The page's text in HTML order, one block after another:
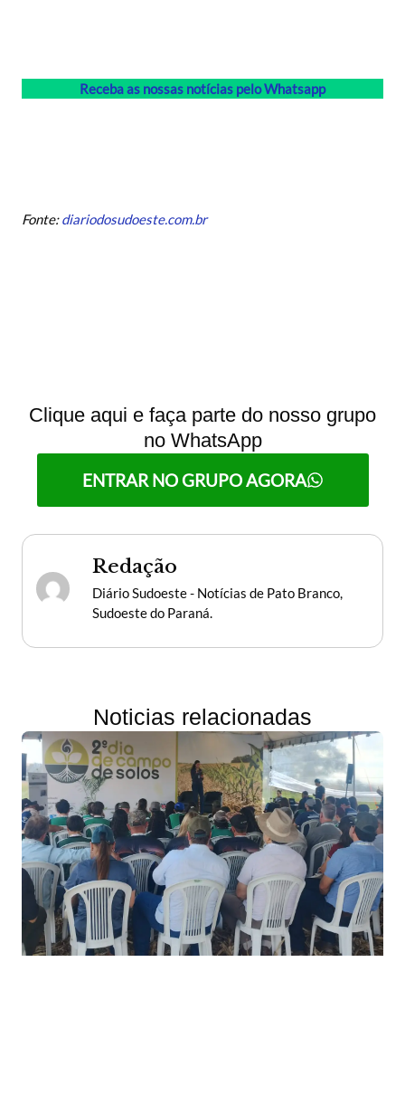
Receba as nossas notícias pelo Whatsapp
Fonte:diariodosudoeste.com.br
Clique aqui e faça parte do nosso grupo
no WhatsApp
ENTRAR NO GRUPO AGORA
Redação
Diário Sudoeste - Notícias de Pato Branco,
Sudoeste do Paraná.
Noticias relacionadas